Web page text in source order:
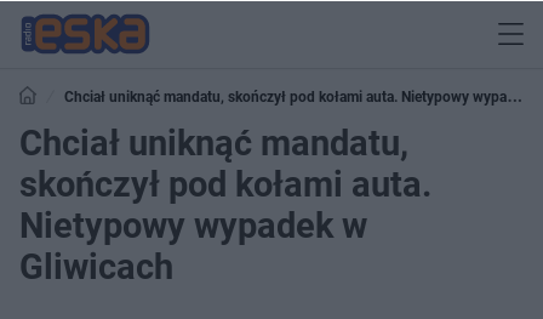
Chciał uniknąć mandatu, skończył pod kołami auta. Nietypowy wypadek
w Gliwicach
Chciał uniknąć mandatu,
skończył pod kołami auta.
Nietypowy wypadek w
Gliwicach